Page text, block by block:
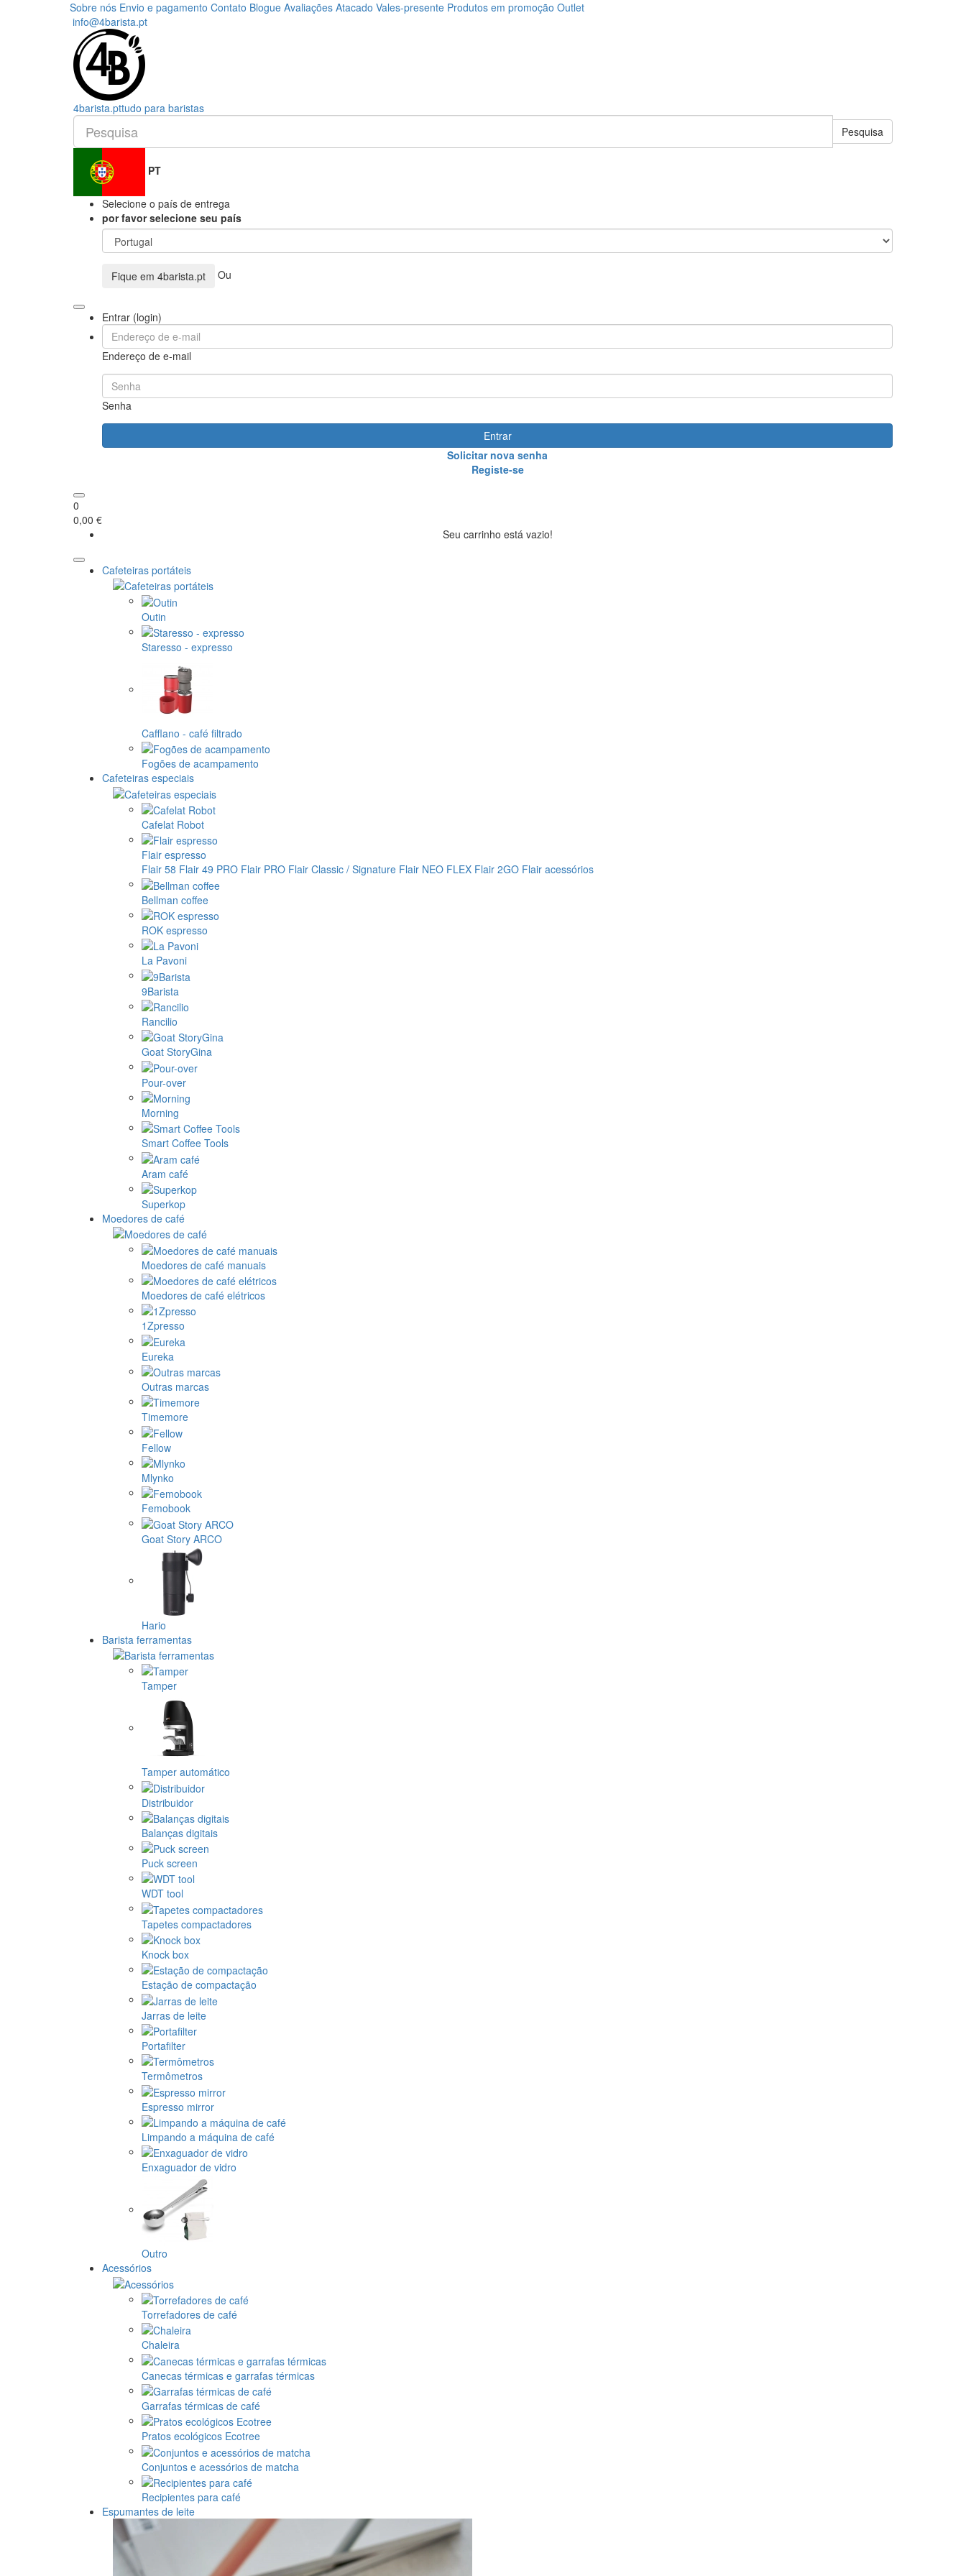
Sobre nós Envio e pagamento Contato Blogue Avaliações Atacado Vales-presente Produtos em promoção Outlet
info@4barista.pt
4barista.pttudo para baristas
Pesquisa
PT
Selecione o país de entrega
por favor selecione seu país
Fique em 4barista.pt Ou
Entrar (login)
Endereço de e-mail
Senha
Entrar
Solicitar nova senha
Registe-se
0
0,00 €
Seu carrinho está vazio!
Cafeteiras portáteis
Outin
Staresso - expresso
Cafflano - café filtrado
Fogões de acampamento
Cafeteiras especiais
Cafelat Robot
Flair espresso
Flair 58 Flair 49 PRO Flair PRO Flair Classic / Signature Flair NEO FLEX Flair 2GO Flair acessórios
Bellman coffee
ROK espresso
La Pavoni
9Barista
Rancilio
Goat StoryGina
Pour-over
Morning
Smart Coffee Tools
Aram café
Superkop
Moedores de café
Moedores de café manuais
Moedores de café elétricos
1Zpresso
Eureka
Outras marcas
Timemore
Fellow
Mlynko
Femobook
Goat Story ARCO
Hario
Barista ferramentas
Tamper
Tamper automático
Distribuidor
Balanças digitais
Puck screen
WDT tool
Tapetes compactadores
Knock box
Estação de compactação
Jarras de leite
Portafilter
Termômetros
Espresso mirror
Limpando a máquina de café
Enxaguador de vidro
Outro
Acessórios
Torrefadores de café
Chaleira
Canecas térmicas e garrafas térmicas
Garrafas térmicas de café
Pratos ecológicos Ecotree
Conjuntos e acessórios de matcha
Recipientes para café
Espumantes de leite